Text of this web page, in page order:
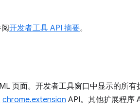
开发者工具 API 摘要。
页面。开发者工具窗口中显示的所有
chrome.extension API。其他扩展程序